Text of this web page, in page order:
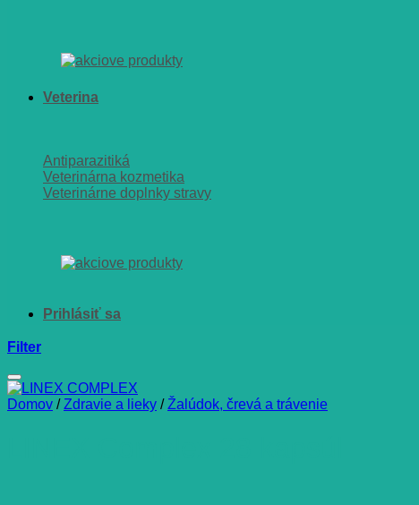
Veterina
Antiparazitiká
Veterinárna kozmetika
Veterinárne doplnky stravy
Filter
Domov / Zdravie a lieky / Žalúdok, črevá a trávenie